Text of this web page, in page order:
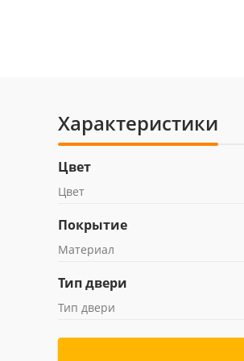
Характеристики
Цвет
Цвет
Покрытие
Материал
Тип двери
Тип двери